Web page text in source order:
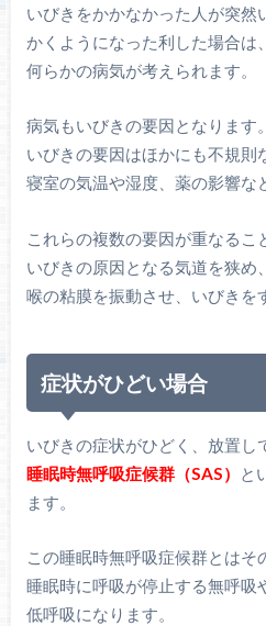
いびきをかかなかった人が突然
かくようになった利した場合は、
何らかの病気が考えられます。
病気もいびきの要因となります。
いびきの要因はほかにも不規則
寝室の気温や湿度、薬の影響な
これらの複数の要因が重なるこ
いびきの原因となる気道を狭め、
喉の粘膜を振動させ、いびきを
症状がひどい場合
いびきの症状がひどく、放置し
睡眠時無呼吸症候群（SAS）
と
ます。
この睡眠時無呼吸症候群とはそ
睡眠時に呼吸が停止する無呼吸
低呼吸になります。